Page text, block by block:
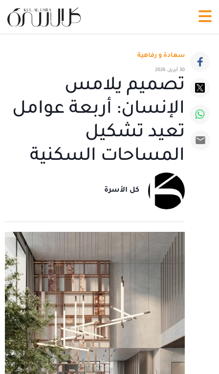
سعادة و رفاهية
30 أبريل 2026
تصميم يلامس
الإنسان: أربعة عوامل
تعيد تشكيل
المساحات السكنية
كل الأسرة